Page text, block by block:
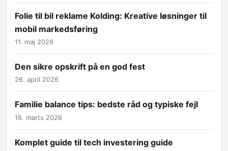
Folie til bil reklame Kolding: Kreative løsninger til
mobil markedsføring
11. maj 2026
Den sikre opskrift på en god fest
26. april 2026
Familie balance tips: bedste råd og typiske fejl
16. marts 2026
Komplet guide til tech investering guide